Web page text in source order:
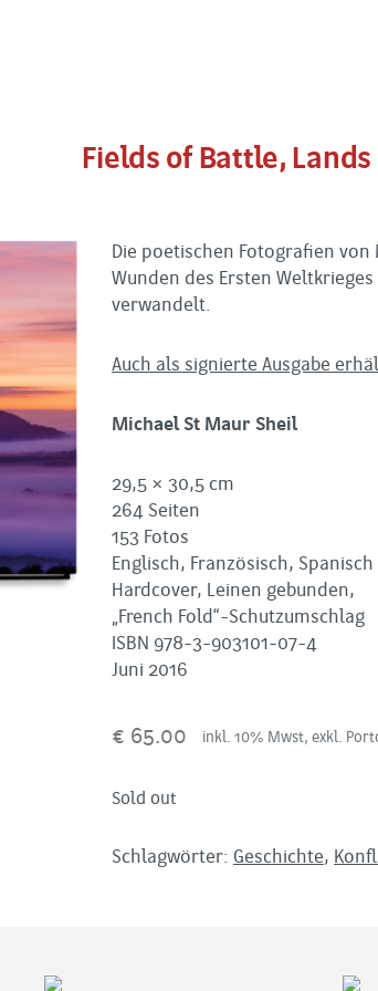
Fields of Battle, Lands
Die poetischen Fotografien
Wunden des Ersten
verwandelt.
Auch als signierte Ausgabe
Michael St Maur Sheil
29,5 × 30,5 cm
264 Seiten
153 Fotos
Englisch, Französisch, Spanisch
Hardcover, Leinen gebunden,
„French Fold“-Schutzumschlag
ISBN 978-3-903101-07-4
Juni 2016
€ 65.00 inkl. 10% Mwst, exkl.
Sold out
Schlagwörter: Geschichte,